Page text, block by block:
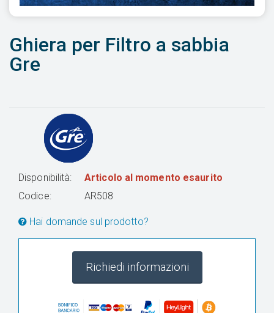
Ghiera per Filtro a sabbia
Gre
Disponibilità:
Articolo al momento esaurito
Codice:
AR508
Hai domande sul prodotto?
Richiedi informazioni